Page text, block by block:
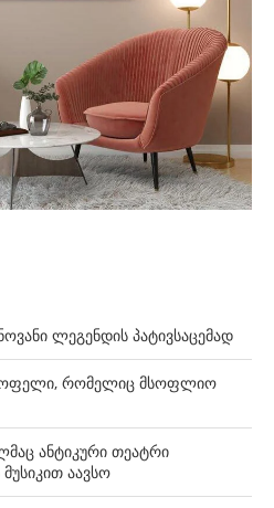
ლეგენდის პატივსაცემად
სოფელი, რომელიც მსოფლიო
ანტიკური თეატრი
აავსო